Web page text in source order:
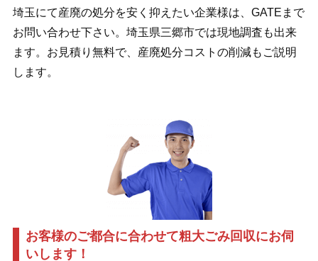
埼玉にて産廃の処分を安く抑えたい企業様は、GATEまで
お問い合わせ下さい。埼玉県三郷市では現地調査も出来
ます。お見積り無料で、産廃処分コストの削減もご説明
します。
お客様のご都合に合わせて粗大ごみ回収にお伺
いします！